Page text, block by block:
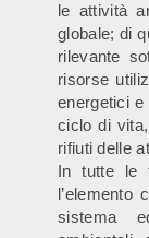
le attività
globale; di
rilevante
risorse
energetici
ciclo di
rifiuti delle
In tutte le
l’elemento
sistema